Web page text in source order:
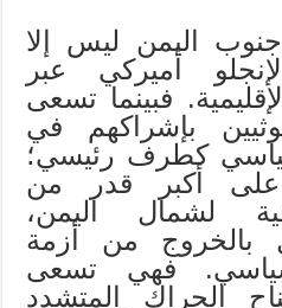
اليمن ليس إلا
أميركي عبر
فبينما تسعى
بإشراكهم في
كطرف رئيسي؛
على أكبر قدر من
لشمال اليمن،
بالخروج من أزمة
فهي تسعى
الحراك المتشدد